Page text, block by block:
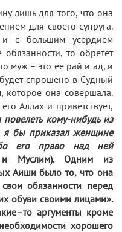
лишь для того, что она
для своего супруга.
с большим усердием
, то обретет
муж – это ее рай и ад, и
спрошено в Судный
которое она совершала.
Аллах и приветствует,
кому-нибудь из
я бы приказал женщине
его право над ней
и Муслим). Одним из
Аиши было то, что она
обязанности перед
обуви своими лицами».
аргументы кроме
хорошего